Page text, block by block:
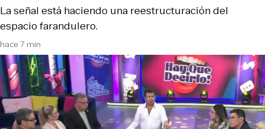
hace 7 min
La señal está haciendo una reestructuración del
espacio farandulero.